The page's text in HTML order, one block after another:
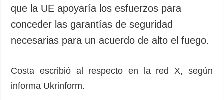
que la UE apoyaría los esfuerzos para
conceder las garantías de seguridad
necesarias para un acuerdo de alto el fuego.
Costa escribió al respecto en la red X, según
informa Ukrinform.